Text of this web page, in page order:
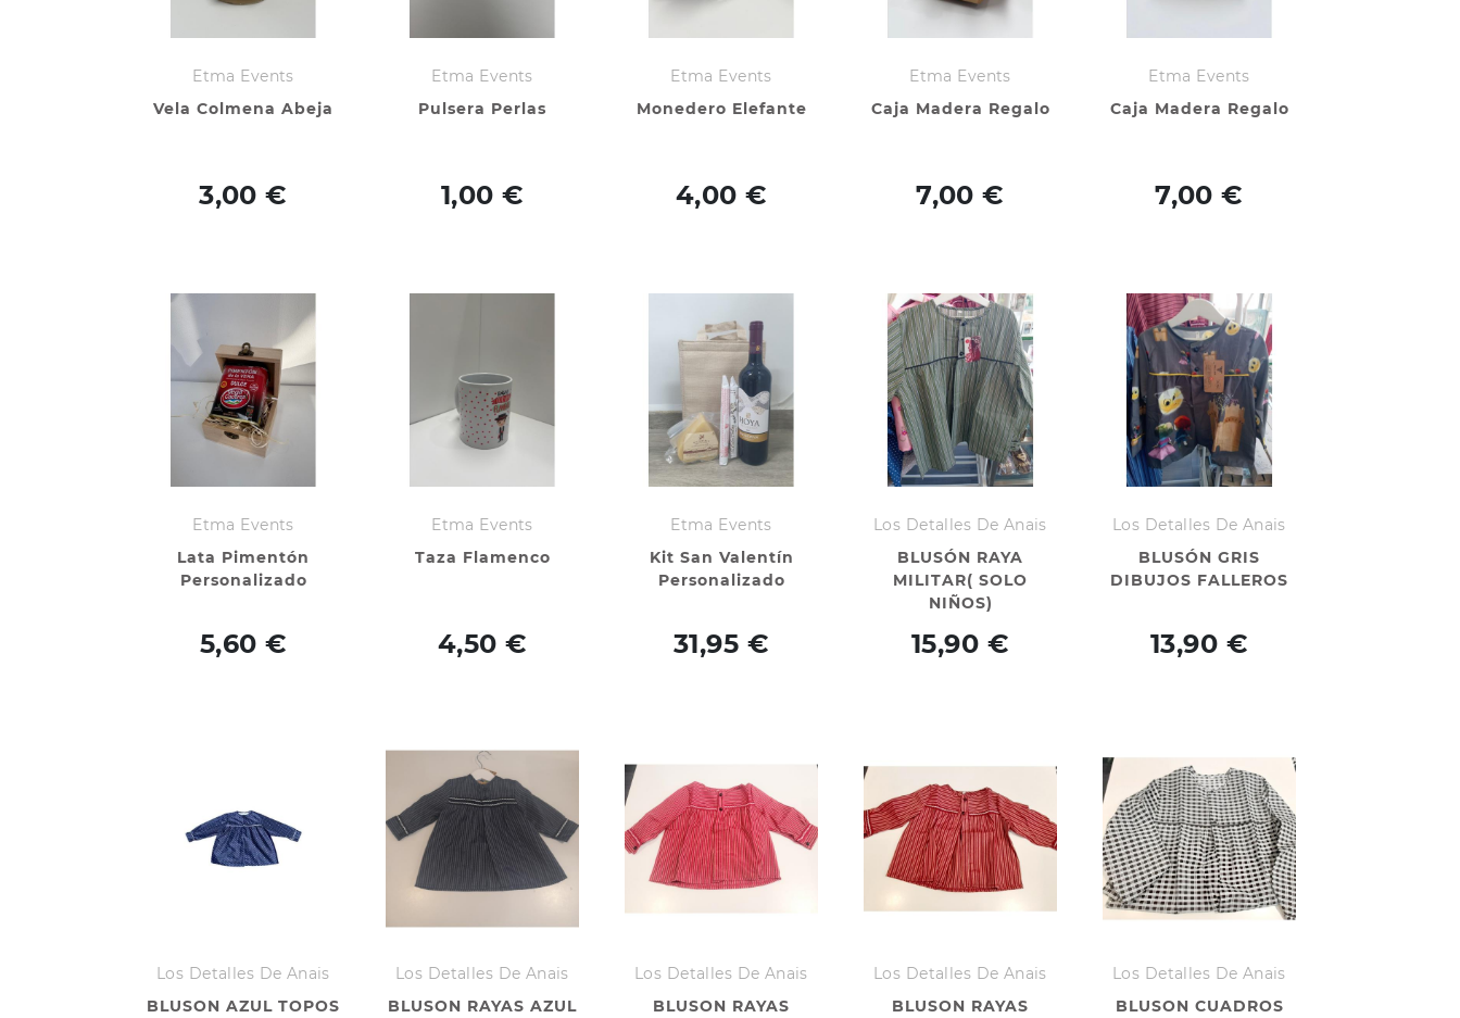
Etma Events
Vela Colmena Abeja
3,00 €
Etma Events
Pulsera Perlas
1,00 €
Etma Events
Monedero Elefante
4,00 €
Etma Events
Caja Madera Regalo
7,00 €
Etma Events
Caja Madera Regalo
7,00 €
Etma Events
Lata Pimentón
Personalizado
5,60 €
Etma Events
Taza Flamenco
4,50 €
Etma Events
Kit San Valentín
Personalizado
31,95 €
Los Detalles De Anais
BLUSÓN RAYA
MILITAR( SOLO
NIÑOS)
15,90 €
Los Detalles De Anais
BLUSÓN GRIS
DIBUJOS FALLEROS
13,90 €
Los Detalles De Anais
BLUSON AZUL TOPOS
Los Detalles De Anais
BLUSON RAYAS AZUL
Los Detalles De Anais
BLUSON RAYAS
Los Detalles De Anais
BLUSON RAYAS
Los Detalles De Anais
BLUSON CUADROS